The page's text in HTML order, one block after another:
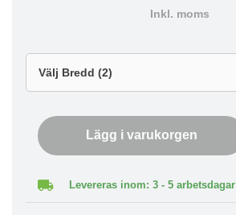
Inkl. moms
Lägg i varukorgen
Levereras inom: 3 - 5 arbetsdagar